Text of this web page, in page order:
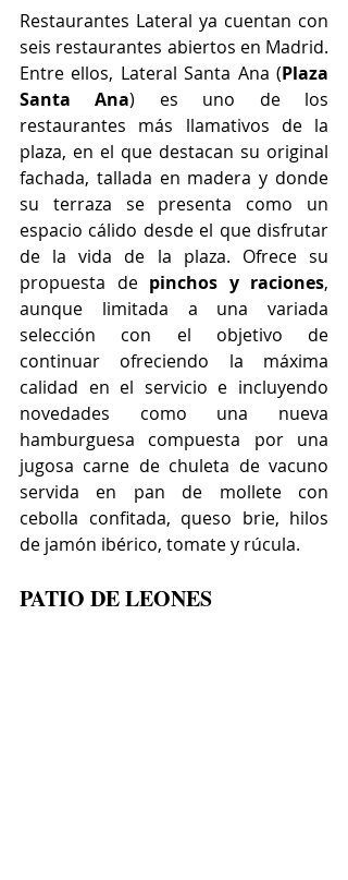
Restaurantes Lateral ya cuentan con
seis restaurantes abiertos en Madrid.
Entre ellos, Lateral Santa Ana (Plaza
Santa Ana) es uno de los
restaurantes más llamativos de la
plaza, en el que destacan su original
fachada, tallada en madera y donde
su terraza se presenta como un
espacio cálido desde el que disfrutar
de la vida de la plaza. Ofrece su
propuesta de pinchos y raciones,
aunque limitada a una variada
selección con el objetivo de
continuar ofreciendo la máxima
calidad en el servicio e incluyendo
novedades como una nueva
hamburguesa compuesta por una
jugosa carne de chuleta de vacuno
servida en pan de mollete con
cebolla confitada, queso brie, hilos
de jamón ibérico, tomate y rúcula.
PATIO DE LEONES